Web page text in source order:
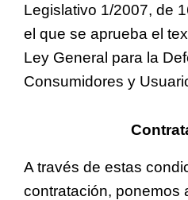
Legislativo 1/2007, de
el que se aprueba el
Ley General para la
Consumidores y
A través de estas
contratación, ponemos